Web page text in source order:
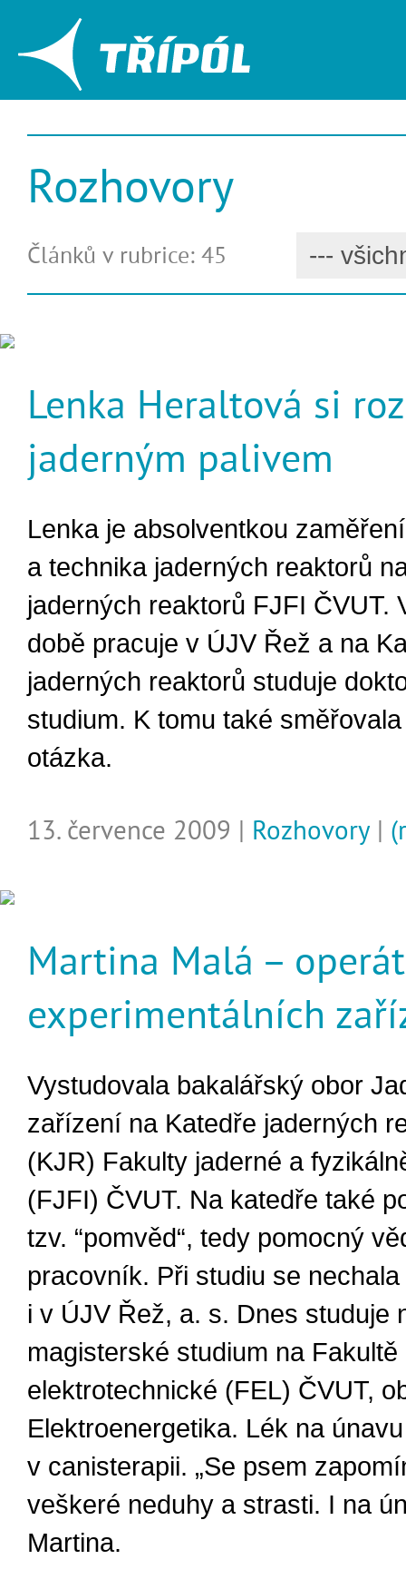
Rozhovory
Článků v rubrice: 45
Lenka Heraltová si
jaderným palivem
Lenka je absolventkou
a technika jaderných reaktorů
jaderných reaktorů FJFI ČVUT.
době pracuje v ÚJV Řež a na
jaderných reaktorů studuje
studium. K tomu také
otázka.
13. července 2009 | Rozhovory|
Martina Malá –
experimentálních
Vystudovala bakalářský obor
zařízení na Katedře jaderných
(KJR) Fakulty jaderné a
(FJFI) ČVUT. Na katedře také
tzv. “pomvěd“, tedy pomocný
pracovník. Při studiu se
i v ÚJV Řež, a. s. Dnes studuje
magisterské studium na Fakultě
elektrotechnické (FEL) ČVUT,
Elektroenergetika. Lék na
v canisterapii. „Se psem
veškeré neduhy a strasti. I na
Martina.